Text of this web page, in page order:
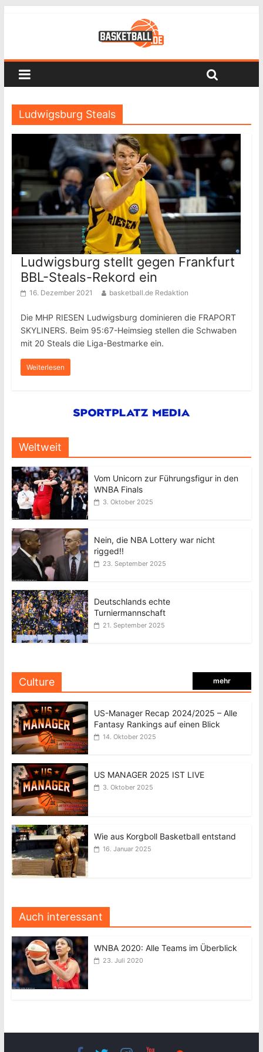
Ludwigsburg Steals
Ludwigsburg stellt gegen Frankfurt
BBL-Steals-Rekord ein
16. Dezember 2021 basketball.de Redaktion
Die MHP RIESEN Ludwigsburg dominieren die FRAPORT
SKYLINERS. Beim 95:67-Heimsieg stellen die Schwaben
mit 20 Steals die Liga-Bestmarke ein.
Weiterlesen
Weltweit
Vom Unicorn zur Führungsfigur in den
WNBA Finals
3. Oktober 2025
Nein, die NBA Lottery war nicht
rigged!!
23. September 2025
Deutschlands echte
Turniermannschaft
21. September 2025
Culture mehr
US-Manager Recap 2024/2025 – Alle
Fantasy Rankings auf einen Blick
14. Oktober 2025
US MANAGER 2025 IST LIVE
3. Oktober 2025
Wie aus Korgboll Basketball entstand
16. Januar 2025
Auch interessant
WNBA 2020: Alle Teams im Überblick
23. Juli 2020